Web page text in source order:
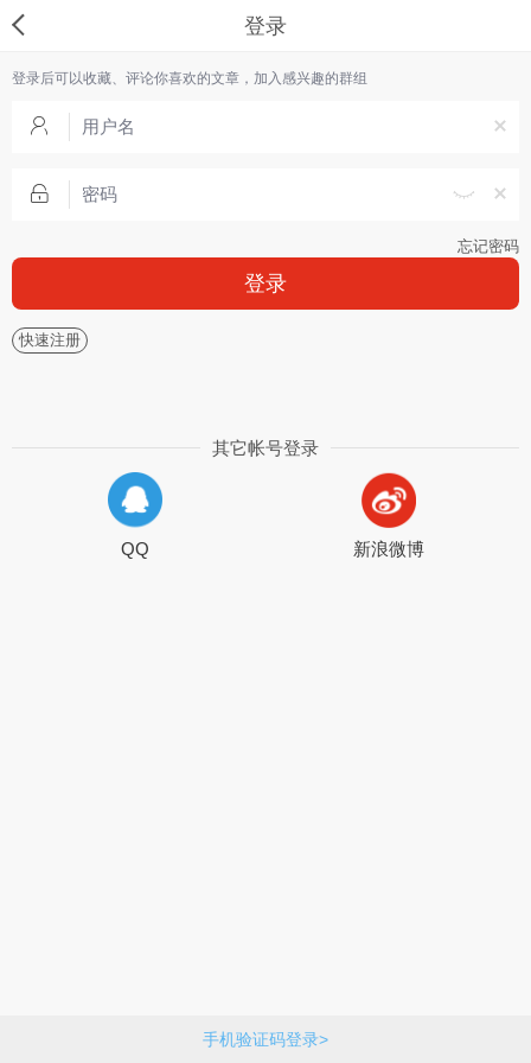
登录
登录后可以收藏、评论你喜欢的文章，加入感兴趣的群组
忘记密码
登录
快速注册
手机验证码登录>
其它帐号登录
QQ 新浪微博